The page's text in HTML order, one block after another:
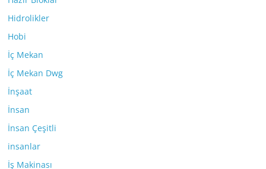
Hidrolikler
Hobi
İç Mekan
İç Mekan Dwg
İnşaat
İnsan
İnsan Çeşitli
insanlar
İş Makinası